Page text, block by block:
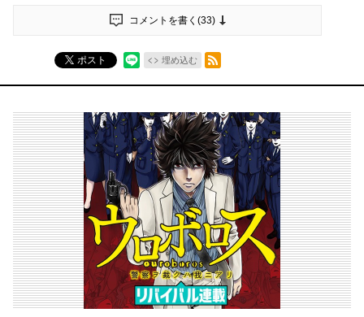
コメントを書く(33)
ポスト 埋め込む
RSSフィード